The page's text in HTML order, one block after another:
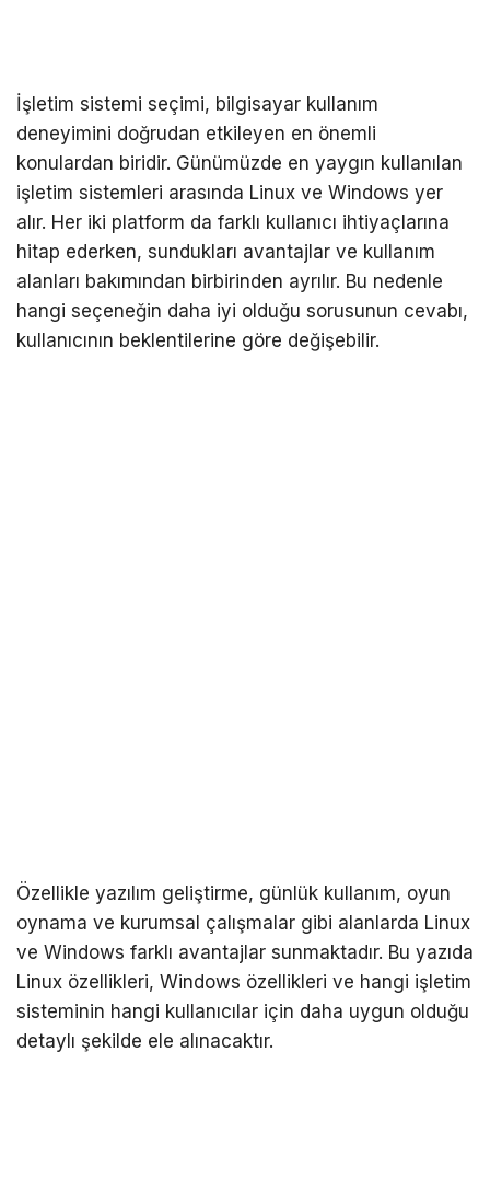
İşletim sistemi seçimi, bilgisayar kullanım
deneyimini doğrudan etkileyen en önemli
konulardan biridir. Günümüzde en yaygın kullanılan
işletim sistemleri arasında Linux ve Windows yer
alır. Her iki platform da farklı kullanıcı ihtiyaçlarına
hitap ederken, sundukları avantajlar ve kullanım
alanları bakımından birbirinden ayrılır. Bu nedenle
hangi seçeneğin daha iyi olduğu sorusunun cevabı,
kullanıcının beklentilerine göre değişebilir.
Özellikle yazılım geliştirme, günlük kullanım, oyun
oynama ve kurumsal çalışmalar gibi alanlarda Linux
ve Windows farklı avantajlar sunmaktadır. Bu yazıda
Linux özellikleri, Windows özellikleri ve hangi işletim
sisteminin hangi kullanıcılar için daha uygun olduğu
detaylı şekilde ele alınacaktır.